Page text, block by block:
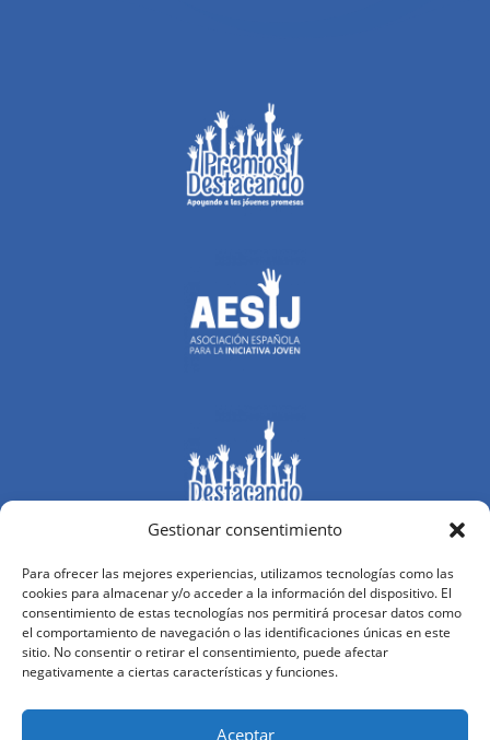
Gestionar consentimiento
Para ofrecer las mejores experiencias, utilizamos tecnologías como las
cookies para almacenar y/o acceder a la información del dispositivo. El
consentimiento de estas tecnologías nos permitirá procesar datos como
el comportamiento de navegación o las identificaciones únicas en este
sitio. No consentir o retirar el consentimiento, puede afectar
negativamente a ciertas características y funciones.
Aceptar